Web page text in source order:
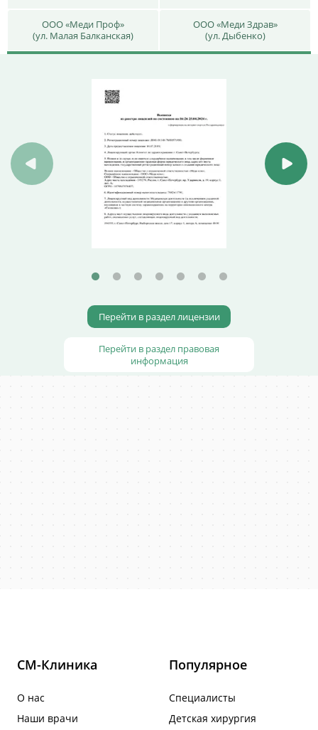
ООО «Меди Проф»
(ул. Малая Балканская)
ООО «Меди Здрав»
(ул. Дыбенко)
Перейти в раздел лицензии
Перейти в раздел правовая
информация
СМ-Клиника
О нас
Наши врачи
Популярное
Специалисты
Детская хирургия